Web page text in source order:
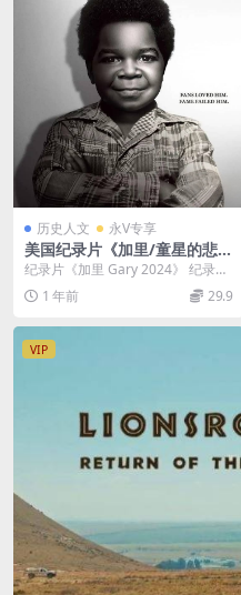
历史人文 永V专享
美国纪录片《加里/童星的悲剧
Gary 2024》英语中英双字 无
水印纯净版 4K超清/2160P/M
KV/4.09G
纪录片《加里 Gary 2024》 纪录片
《加里 Gary 2024》对加里·科...
1 年前 29.9
VIP